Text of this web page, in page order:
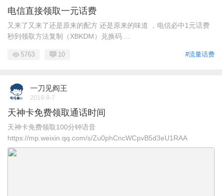
电信直接领取一元话费
又来了又来了还是原来的配方 还是原来的味道 ，电信必中1元话费
秒到领取方法复制（XBKDM）兑换码 ...
#流量话费
5763 10
一刀见阎王
2019-8-7
天神卡免费领取通话时间
天神卡免费领取100分钟语音
https://mp.weixin.qq.com/s/Zu0phCncWCpvB5d3eU1RAA